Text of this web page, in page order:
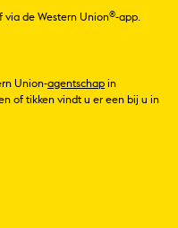
via de Western Union®-app.
Union-agentschap in
of tikken vindt u er een bij u in